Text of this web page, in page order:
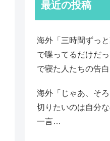
最近の投稿
海外「三時間ずっ
で喋ってるだけだ
で寝た人たちの告
海外「じゃあ、そ
切りたいのは自分
一言…